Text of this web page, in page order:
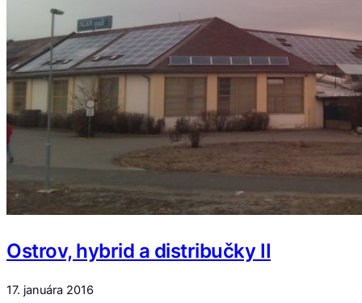
Ostrov, hybrid a distribučky II
17. januára 2016